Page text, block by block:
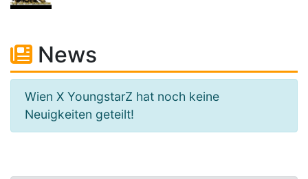
News
Wien X YoungstarZ hat noch keine
Neuigkeiten geteilt!